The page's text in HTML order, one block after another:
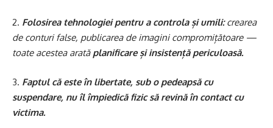
2. Folosirea tehnologiei pentru a controla și umili:crearea
de conturi false, publicarea de imagini compromițătoare —
toate acestea arată planificare și insistență periculoasă.
3. Faptul că este în libertate, sub o pedeapsă cu
suspendare, nu îl împiedică fizic să revină în contact cu
victima.